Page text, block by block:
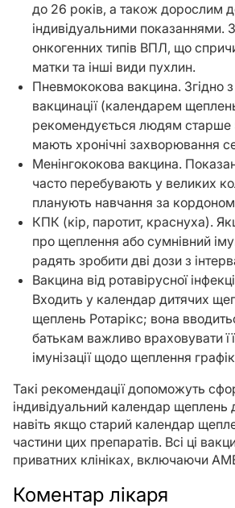
до 26 років, а також дорослим
індивідуальними показаннями.
онкогенних типів ВПЛ, що
матки та інші види пухлин.
Пневмококова вакцина. Згідно
вакцинації (календарем
рекомендується людям старше
мають хронічні захворювання
Менінгококова вакцина.
часто перебувають у великих
планують навчання за
КПК (кір, паротит, краснуха).
про щеплення або сумнівний
радять зробити дві дози з
Вакцина від ротавірусної
Входить у календар дитячих
щеплень Ротарікс; вона
батькам важливо враховувати
імунізації щодо щеплення
Такі рекомендації допоможуть
індивідуальний календар щеплень
навіть якщо старий календар
частини цих препаратів. Всі ці
приватних клініках, включаючи
Коментар лікаря